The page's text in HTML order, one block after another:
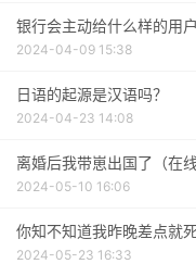
银行会主动给什么样的用
2024-04-09 15:38
日语的起源是汉语吗？
2024-04-23 14:08
离婚后我带崽出国了（在
2024-05-10 16:06
你知不知道我昨晚差点就
2024-05-23 16:33